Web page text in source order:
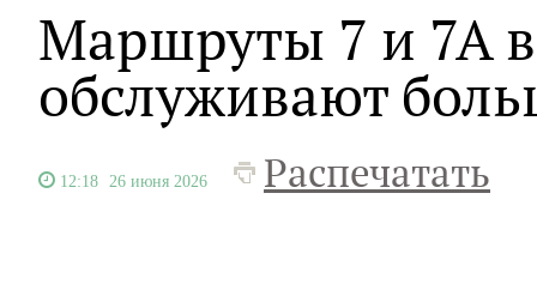
Маршруты 7 и 7А
обслуживают
12:18 26 июня 2026 Распечатать